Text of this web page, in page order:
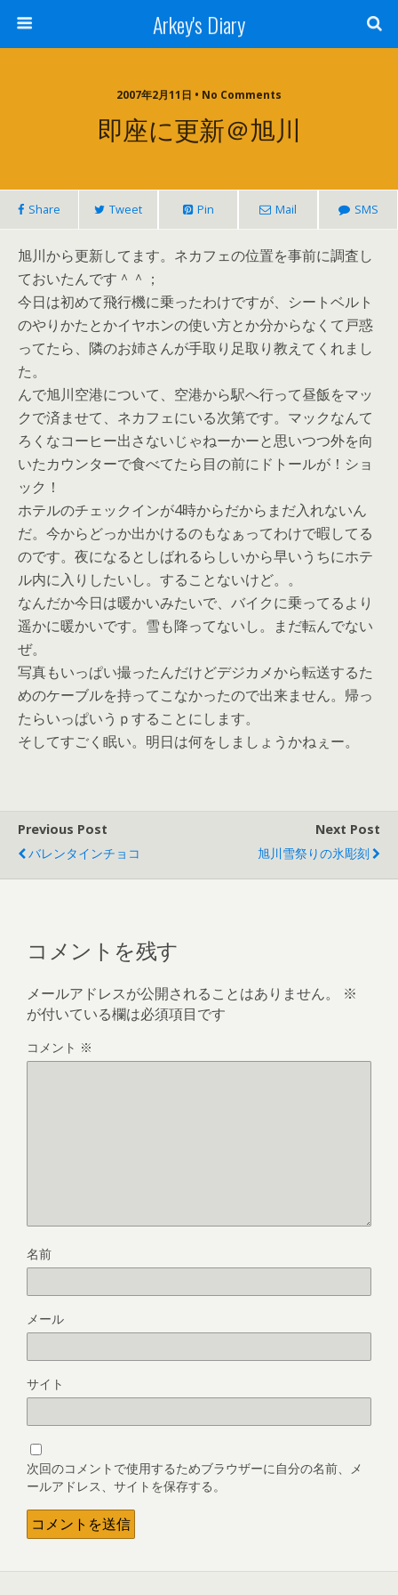
Arkey's Diary
2007年2月11日 • No Comments
即座に更新＠旭川
Share Tweet Pin Mail SMS
旭川から更新してます。ネカフェの位置を事前に調査し
ておいたんです＾＾；
今日は初めて飛行機に乗ったわけですが、シートベルト
のやりかたとかイヤホンの使い方とか分からなくて戸惑
ってたら、隣のお姉さんが手取り足取り教えてくれまし
た。
んで旭川空港について、空港から駅へ行って昼飯をマッ
クで済ませて、ネカフェにいる次第です。マックなんて
ろくなコーヒー出さないじゃねーかーと思いつつ外を向
いたカウンターで食べてたら目の前にドトールが！ショ
ック！
ホテルのチェックインが4時からだからまだ入れないん
だ。今からどっか出かけるのもなぁってわけで暇してる
のです。夜になるとしばれるらしいから早いうちにホテ
ル内に入りしたいし。することないけど。。
なんだか今日は暖かいみたいで、バイクに乗ってるより
遥かに暖かいです。雪も降ってないし。まだ転んでない
ぜ。
写真もいっぱい撮ったんだけどデジカメから転送するた
めのケーブルを持ってこなかったので出来ません。帰っ
たらいっぱいうｐすることにします。
そしてすごく眠い。明日は何をしましょうかねぇー。
Previous Post
バレンタインチョコ
Next Post
旭川雪祭りの氷彫刻
コメントを残す
メールアドレスが公開されることはありません。
※
が付いている欄は必須項目です
コメント ※
名前
メール
サイト
次回のコメントで使用するためブラウザーに自分の名前、メ
ールアドレス、サイトを保存する。